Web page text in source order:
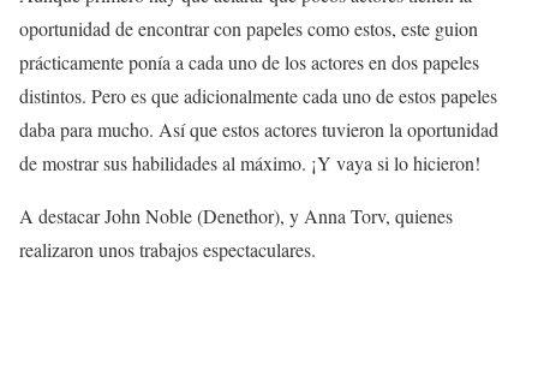
oportunidad de encontrar con papeles como estos, este guion
prácticamente ponía a cada uno de los actores en dos papeles
distintos. Pero es que adicionalmente cada uno de estos papeles
daba para mucho. Así que estos actores tuvieron la oportunidad
de mostrar sus habilidades al máximo. ¡Y vaya si lo hicieron!
A destacar John Noble (Denethor), y Anna Torv, quienes
realizaron unos trabajos espectaculares.